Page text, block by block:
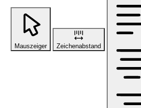
Mauszeiger Zeichenabstand